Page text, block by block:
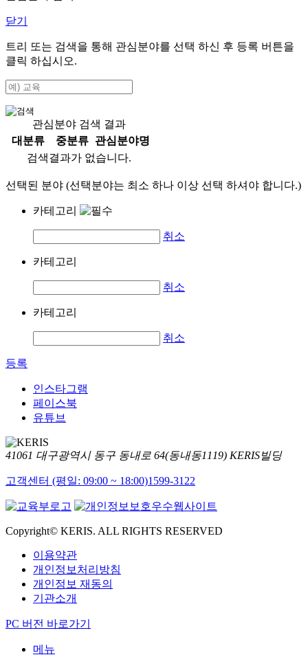
닫기
트리 또는 검색을 통해 관심분야를 선택 하신 후 등록 버튼을
클릭 하십시오.
관심분야 검색 결과
대분류
중분류
관심분야명
검색결과가 없습니다.
선택된 분야 (선택분야는 최소 하나 이상 선택 하셔야 합니다.)
카테고리
취소
카테고리
취소
카테고리
취소
등록
인스타그램
페이스북
유튜브
41061 대구광역시 동구 동내로 64(동내동1119) KERIS빌딩
고객센터 (평일: 09:00 ~ 18:00)1599-3122
Copyright© KERIS. ALL RIGHTS RESERVED
이용약관
개인정보처리방침
개인정보 재동의
기관소개
PC 버전 바로가기
메뉴